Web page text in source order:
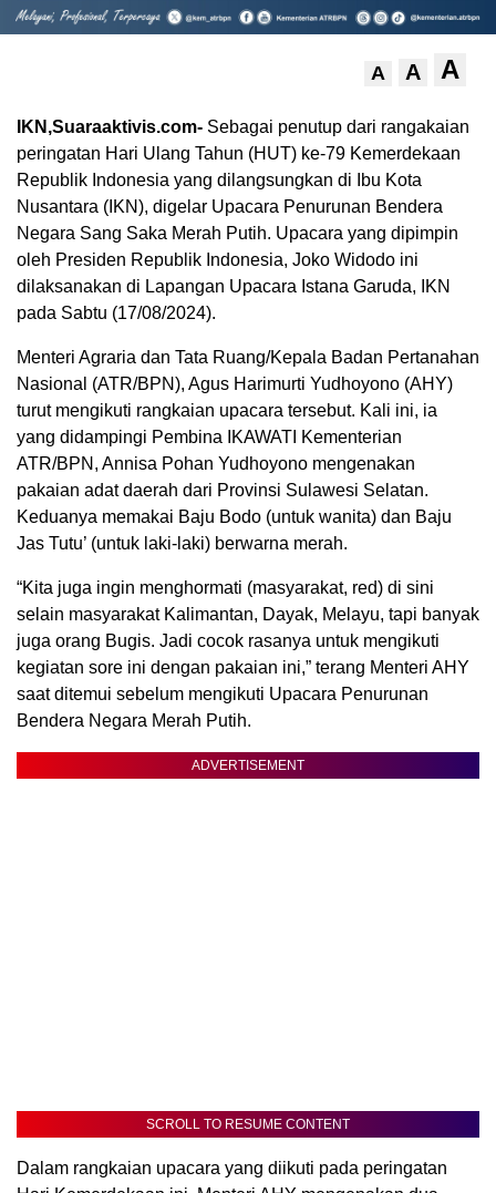
A A A
IKN,Suaraaktivis.com- Sebagai penutup dari rangakaian
peringatan Hari Ulang Tahun (HUT) ke-79 Kemerdekaan
Republik Indonesia yang dilangsungkan di Ibu Kota
Nusantara (IKN), digelar Upacara Penurunan Bendera
Negara Sang Saka Merah Putih. Upacara yang dipimpin
oleh Presiden Republik Indonesia, Joko Widodo ini
dilaksanakan di Lapangan Upacara Istana Garuda, IKN
pada Sabtu (17/08/2024).
Menteri Agraria dan Tata Ruang/Kepala Badan Pertanahan
Nasional (ATR/BPN), Agus Harimurti Yudhoyono (AHY)
turut mengikuti rangkaian upacara tersebut. Kali ini, ia
yang didampingi Pembina IKAWATI Kementerian
ATR/BPN, Annisa Pohan Yudhoyono mengenakan
pakaian adat daerah dari Provinsi Sulawesi Selatan.
Keduanya memakai Baju Bodo (untuk wanita) dan Baju
Jas Tutu’ (untuk laki-laki) berwarna merah.
“Kita juga ingin menghormati (masyarakat, red) di sini
selain masyarakat Kalimantan, Dayak, Melayu, tapi banyak
juga orang Bugis. Jadi cocok rasanya untuk mengikuti
kegiatan sore ini dengan pakaian ini,” terang Menteri AHY
saat ditemui sebelum mengikuti Upacara Penurunan
Bendera Negara Merah Putih.
ADVERTISEMENT
SCROLL TO RESUME CONTENT
Dalam rangkaian upacara yang diikuti pada peringatan